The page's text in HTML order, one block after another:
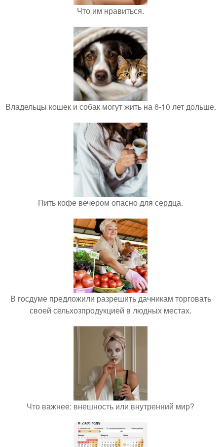
Что им нравиться.
Владельцы кошек и собак могут жить на 6-10 лет дольше.
Пить кофе вечером опасно для сердца.
В госдуме предложили разрешить дачникам торговать
своей сельхозпродукцией в людных местах.
Что важнее: внешность или внутренний мир?